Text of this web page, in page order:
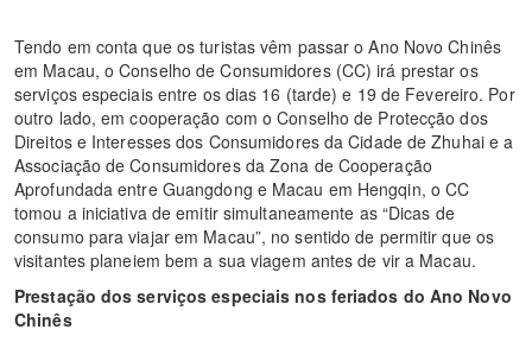
Tendo em conta que os turistas vêm passar o Ano Novo Chinês
em Macau, o Conselho de Consumidores (CC) irá prestar os
serviços especiais entre os dias 16 (tarde) e 19 de Fevereiro. Por
outro lado, em cooperação com o Conselho de Protecção dos
Direitos e Interesses dos Consumidores da Cidade de Zhuhai e a
Associação de Consumidores da Zona de Cooperação
Aprofundada entre Guangdong e Macau em Hengqin, o CC
tomou a iniciativa de emitir simultaneamente as “Dicas de
consumo para viajar em Macau”, no sentido de permitir que os
visitantes planeiem bem a sua viagem antes de vir a Macau.
Prestação dos serviços especiais nos feriados do Ano Novo
Chinês